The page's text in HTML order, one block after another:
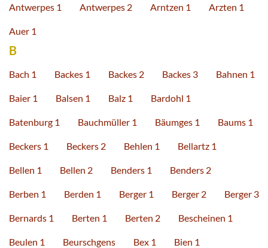
Antwerpes 1 Antwerpes 2 Arntzen 1 Arzten 1
Auer 1
B
Bach 1 Backes 1 Backes 2 Backes 3 Bahnen 1
Baier 1 Balsen 1 Balz 1 Bardohl 1
Batenburg 1 Bauchmüller 1 Bäumges 1 Baums 1
Beckers 1 Beckers 2 Behlen 1 Bellartz 1
Bellen 1 Bellen 2 Benders 1 Benders 2
Berben 1 Berden 1 Berger 1 Berger 2 Berger 3
Bernards 1 Berten 1 Berten 2 Bescheinen 1
Beulen 1 Beurschgens Bex 1 Bien 1